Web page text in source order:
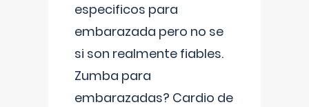
especificos para
embarazada pero no se
si son realmente fiables.
Zumba para
embarazadas? Cardio de